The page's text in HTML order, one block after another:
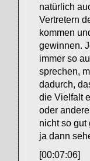
natürlich
Vertretern
kommen
gewinnen.
immer so
sprechen,
dadurch,
die Vielfalt
oder
nicht so gut
ja dann
[00:07:06]